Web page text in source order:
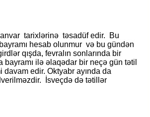
tarixlərinə təsadüf edir. Bu
hesab olunmur və bu gündən
qışda, fevralın sonlarında bir
ilə əlaqədar bir neçə gün tətil
edir. Oktyabr ayında da
İsveçdə də tətillər